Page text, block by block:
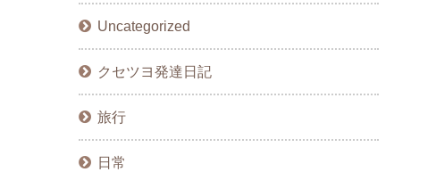
Uncategorized
クセツヨ発達日記
旅行
日常